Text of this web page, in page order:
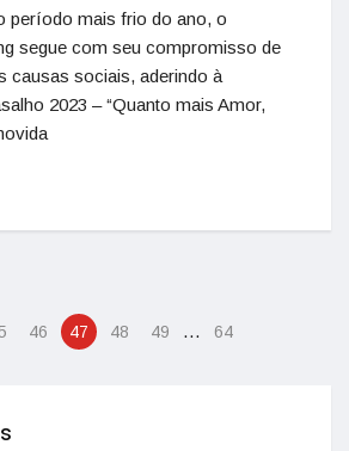
período mais frio do ano, o
segue com seu compromisso de
causas sociais, aderindo à
2023 – “Quanto mais Amor,
46 47 48 49 … 64